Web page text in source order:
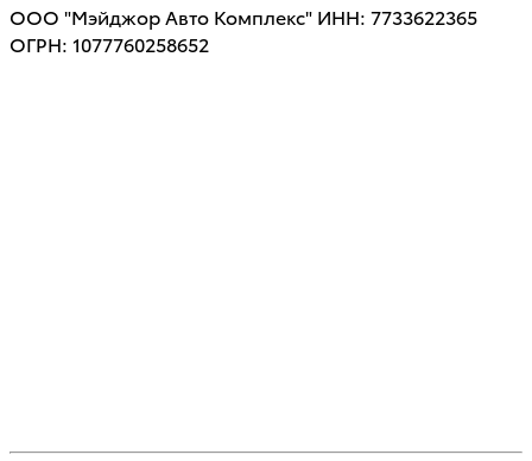
ООО "Мэйджор Авто Комплекс" ИНН: 7733622365
ОГРН: 1077760258652